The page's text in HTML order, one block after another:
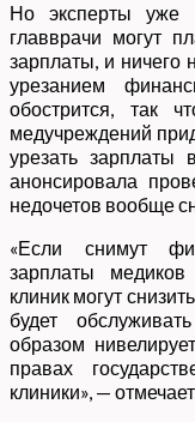
Но эксперты уже
главврачи могут
зарплаты, и ничего
урезанием
обострится, так
медучреждений
урезать зарплаты
анонсировала
недочетов вообще
«Если снимут
зарплаты
клиник могут
будет
образом
правах
клиники», —